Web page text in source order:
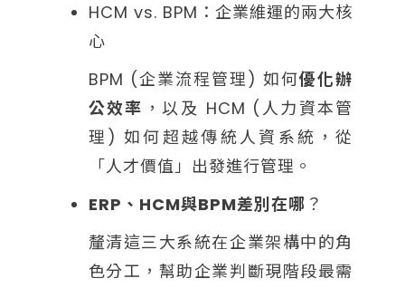
HCM vs. BPM：企業維運的兩大核
心
BPM (企業流程管理) 如何優化辦
公效率 ，以及 HCM (人力資本管
理) 如何超越傳統人資系統，從
「人才價值」出發進行管理。
ERP、HCM與BPM差別在哪 ？
釐清這三大系統在企業架構中的角
色分工，幫助企業判斷現階段最需